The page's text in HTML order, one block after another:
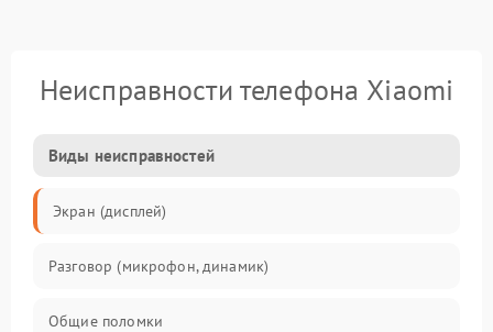
Неисправности телефона Xiaomi
Виды неисправностей
Экран (дисплей)
Разговор (микрофон, динамик)
Общие поломки